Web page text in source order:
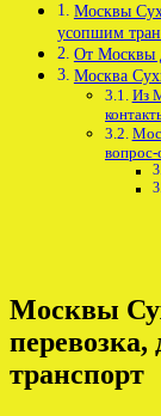
Москвы
усопшим
От Москвы
Москва
Из
вопрос-
Москвы
перевозка,
транспорт